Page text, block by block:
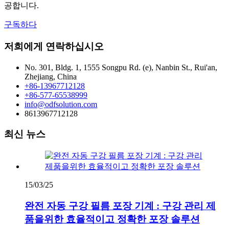
공합니다.
구독하다
저희에게 연락하십시오
No. 301, Bldg. 1, 1555 Songpu Rd. (e), Nanbin St., Rui'an,
Zhejiang, China
+86-13967712128
+86-577-65538999
info@odfsolution.com
8613967712128
최신 뉴스
15/03/25
완전 자동 구강 필름 포장 기계 : 구강 관리 제
품을위한 효율적이고 정확한 포장 솔루션